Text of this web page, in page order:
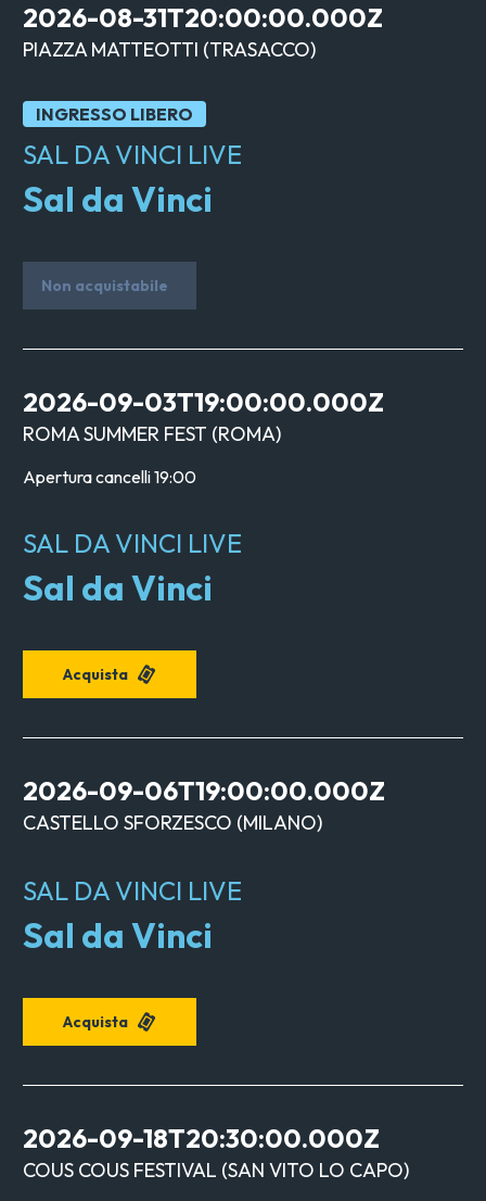
2026-08-31T20:00:00.000Z
PIAZZA MATTEOTTI (TRASACCO)
INGRESSO LIBERO
SAL DA VINCI LIVE
Sal da Vinci
Non acquistabile
2026-09-03T19:00:00.000Z
ROMA SUMMER FEST (ROMA)
Apertura cancelli19:00
SAL DA VINCI LIVE
Sal da Vinci
Acquista
2026-09-06T19:00:00.000Z
CASTELLO SFORZESCO (MILANO)
SAL DA VINCI LIVE
Sal da Vinci
Acquista
2026-09-18T20:30:00.000Z
COUS COUS FESTIVAL (SAN VITO LO CAPO)